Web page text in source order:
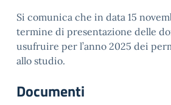
Si comunica che in data 15
termine di presentazione delle
usufruire per l’anno 2025 dei
allo studio.
Documenti